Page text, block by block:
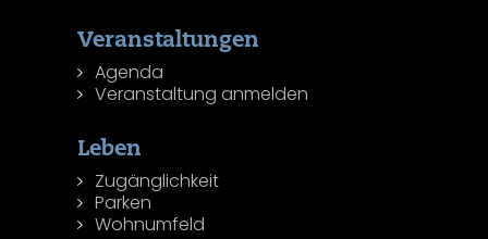
Veranstaltungen
Agenda
Veranstaltung anmelden
Leben
Zugänglichkeit
Parken
Wohnumfeld